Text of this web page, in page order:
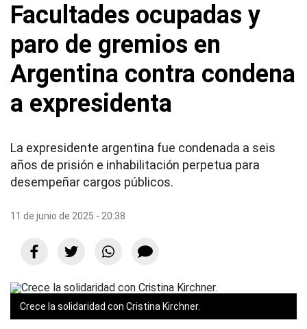
Facultades ocupadas y
paro de gremios en
Argentina contra condena
a expresidenta
La expresidente argentina fue condenada a seis
años de prisión e inhabilitación perpetua para
desempeñar cargos públicos.
11 de junio de 2025 - 20:38
Crece la solidaridad con Cristina Kirchner.